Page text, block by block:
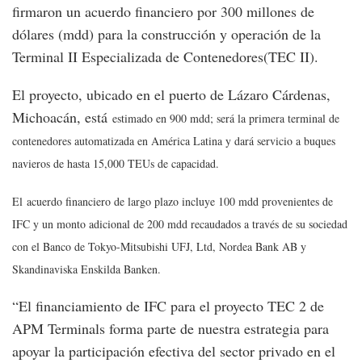
firmaron un acuerdo financiero por 300 millones de
dólares (mdd) para la construcción y operación de la
Terminal II Especializada de Contenedores(TEC II).
El proyecto, ubicado en el puerto de Lázaro Cárdenas,
Michoacán, está estimado en 900 mdd; será la primera terminal de
contenedores automatizada en América Latina y dará servicio a buques
navieros de hasta 15,000 TEUs de capacidad.
El acuerdo financiero de largo plazo incluye 100 mdd provenientes de
IFC y un monto adicional de 200 mdd recaudados a través de su sociedad
con el Banco de Tokyo-Mitsubishi UFJ, Ltd, Nordea Bank AB y
Skandinaviska Enskilda Banken.
“El financiamiento de IFC para el proyecto TEC 2 de
APM Terminals forma parte de nuestra estrategia para
apoyar la participación efectiva del sector privado en el